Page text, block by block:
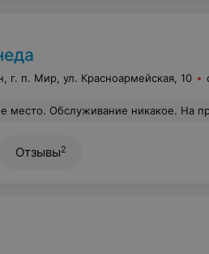
г. п. Мир, ул. Красноармейская, 10
- принесли березовый без извинений и вопросов. Мясо подали совершенно сырое. Хлеб черствый. На вопрос - почему полусырой клубень картофеля разрезанный пополам, с каплей майонеза стоит 24 000 руб. нам ответили, туда же еще капуста ложечка входит и салатик из морковки, а огурчик и оливки, которые прописаны, до нас как-то и не доехали. Ладно, просим нас рассчитать. Про
Отзывы2